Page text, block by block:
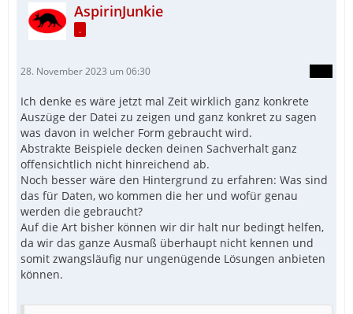
AspirinJunkie
.
28. November 2023 um 06:30
Ich denke es wäre jetzt mal Zeit wirklich ganz konkrete
Auszüge der Datei zu zeigen und ganz konkret zu sagen
was davon in welcher Form gebraucht wird.
Abstrakte Beispiele decken deinen Sachverhalt ganz
offensichtlich nicht hinreichend ab.
Noch besser wäre den Hintergrund zu erfahren: Was sind
das für Daten, wo kommen die her und wofür genau
werden die gebraucht?
Auf die Art bisher können wir dir halt nur bedingt helfen,
da wir das ganze Ausmaß überhaupt nicht kennen und
somit zwangsläufig nur ungenügende Lösungen anbieten
können.